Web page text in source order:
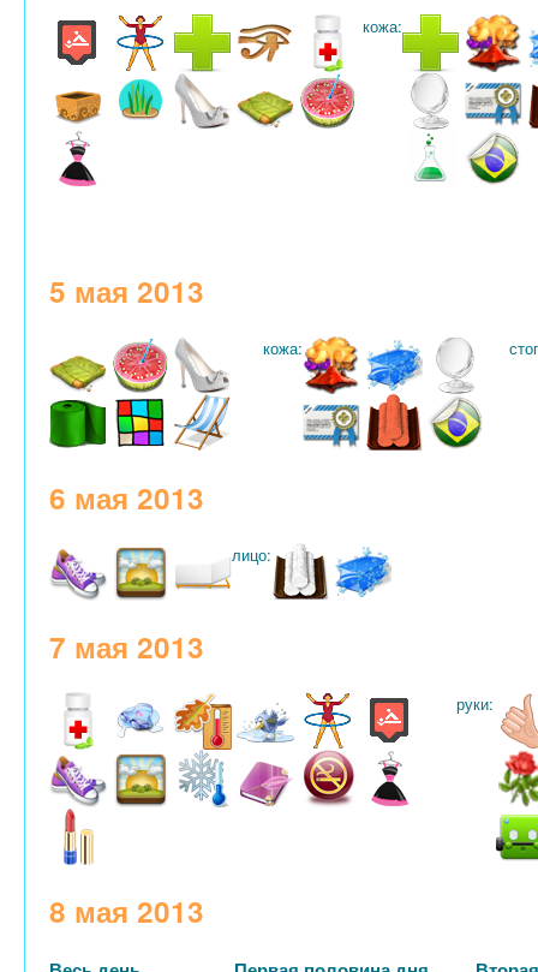
кожа:
5 мая 2013
кожа:
6 мая 2013
лицо:
7 мая 2013
руки:
8 мая 2013